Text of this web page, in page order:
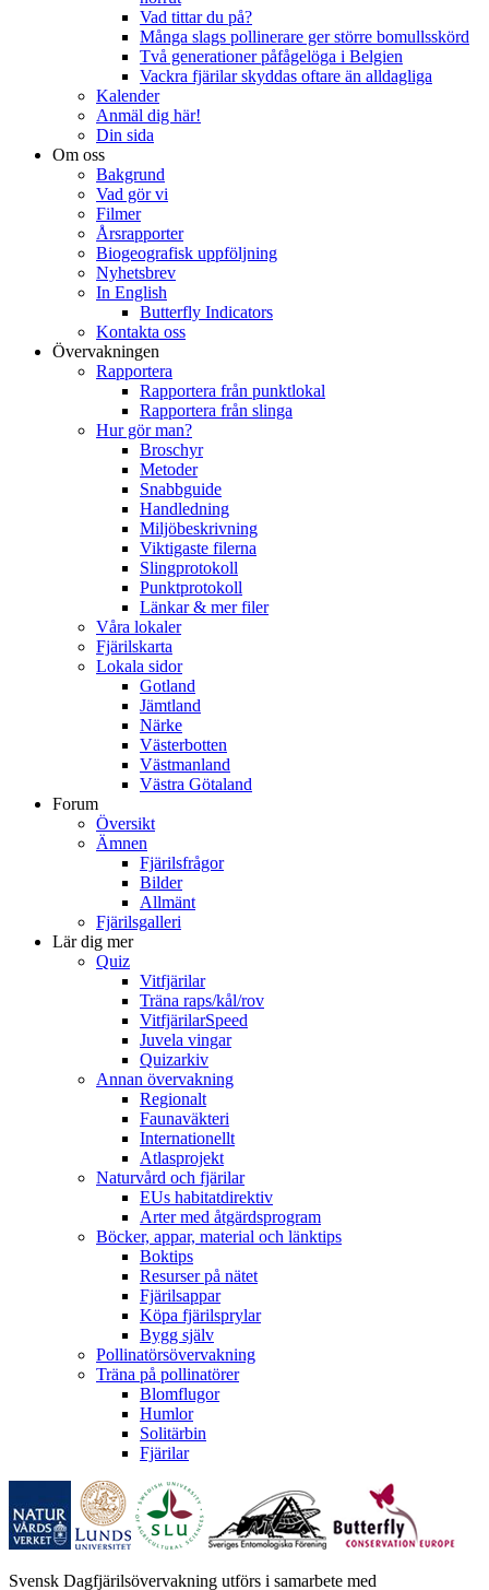
Vad tittar du på?
Många slags pollinerare ger större bomullsskörd
Två generationer påfågelöga i Belgien
Vackra fjärilar skyddas oftare än alldagliga
Kalender
Anmäl dig här!
Din sida
Om oss
Bakgrund
Vad gör vi
Filmer
Årsrapporter
Biogeografisk uppföljning
Nyhetsbrev
In English
Butterfly Indicators
Kontakta oss
Övervakningen
Rapportera
Rapportera från punktlokal
Rapportera från slinga
Hur gör man?
Broschyr
Metoder
Snabbguide
Handledning
Miljöbeskrivning
Viktigaste filerna
Slingprotokoll
Punktprotokoll
Länkar & mer filer
Våra lokaler
Fjärilskarta
Lokala sidor
Gotland
Jämtland
Närke
Västerbotten
Västmanland
Västra Götaland
Forum
Översikt
Ämnen
Fjärilsfrågor
Bilder
Allmänt
Fjärilsgalleri
Lär dig mer
Quiz
Vitfjärilar
Träna raps/kål/rov
VitfjärilarSpeed
Juvela vingar
Quizarkiv
Annan övervakning
Regionalt
Faunaväkteri
Internationellt
Atlasprojekt
Naturvård och fjärilar
EUs habitatdirektiv
Arter med åtgärdsprogram
Böcker, appar, material och länktips
Boktips
Resurser på nätet
Fjärilsappar
Köpa fjärilsprylar
Bygg själv
Pollinatörsövervakning
Träna på pollinatörer
Blomflugor
Humlor
Solitärbin
Fjärilar
Svensk Dagfjärilsövervakning utförs i samarbete med